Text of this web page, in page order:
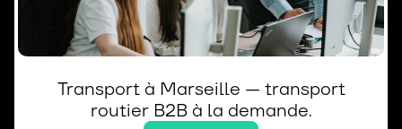
Transport à Marseille — transport
routier B2B à la demande.